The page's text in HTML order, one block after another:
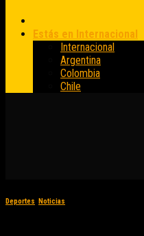
Estás en Internacional
Internacional
Argentina
Colombia
Chile
Deportes Noticias